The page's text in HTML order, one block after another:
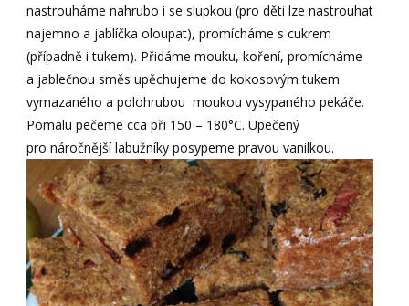
nastrouháme nahrubo i se slupkou (pro děti lze nastrouhat
najemno a jablíčka oloupat), promícháme s cukrem
(případně i tukem). Přidáme mouku, koření, promícháme
a jablečnou směs upěchujeme do kokosovým tukem
vymazaného a polohrubou moukou vysypaného pekáče.
Pomalu pečeme cca při 150 – 180°C. Upečený
pro náročnější labužníky posypeme pravou vanilkou.